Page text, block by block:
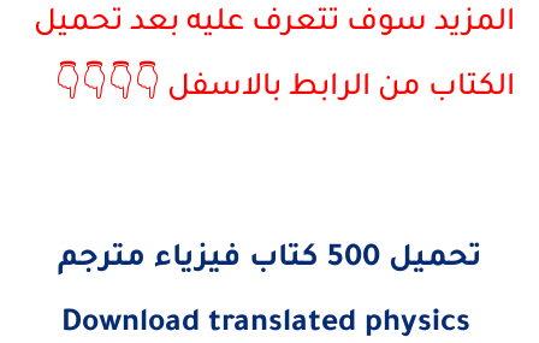
المزيد سوف تتعرف عليه بعد تحميل
الكتاب من الرابط بالاسفل 👇👇👇👇
تحميل 500 كتاب فيزياء مترجم
Download translated physics